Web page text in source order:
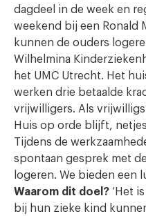
dagdeel in de week en
weekend bij een Ronald
kunnen de ouders
Wilhelmina
het UMC Utrecht. Het
werken drie betaalde
vrijwilligers. Als
Huis op orde blijft,
Tijdens de
spontaan gesprek met
logeren. We bieden een
Waarom dit doel? ‘Het
bij hun zieke kind